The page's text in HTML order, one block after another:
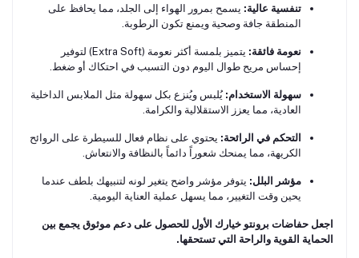
تنفسية عالية: يسمح بمرور الهواء إلى الجلد، مما يحافظ على
المنطقة جافة وصحية ويمنع تكون الرطوبة.
نعومة فائقة:
يتميز بلمسة أكثر نعومة (Extra Soft) لتوفير
إحساس مريح طوال اليوم دون التسبب في احتكاك أو ضغط.
سهولة الاستخدام: يُلبس ويُنزع بكل سهولة مثل الملابس الداخلية
العادية، مما يعزز الاستقلالية والكرامة.
التحكم في الرائحة: يحتوي على نظام فعال للسيطرة على الروائح
الكريهة، مما يمنحك شعوراً دائماً بالنظافة والانتعاش.
مؤشر البلل: يتوفر مؤشر واضح يتغير لونه لتنبيهك بلطف عندما
يحين وقت التغيير، مما يسهل عملية العناية اليومية.
اجعل حفاضات برونتو خيارك الأول للحصول على دعم موثوق يجمع بين
الحماية القوية والراحة التي تستحقها.